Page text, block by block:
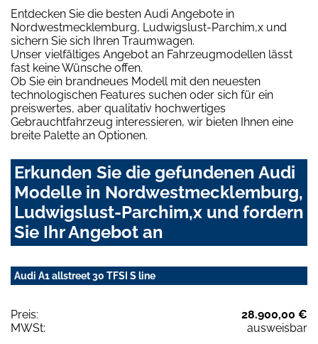
Entdecken Sie die besten Audi Angebote in
Nordwestmecklemburg, Ludwigslust-Parchim,x und
sichern Sie sich Ihren Traumwagen.
Unser vielfältiges Angebot an Fahrzeugmodellen lässt
fast keine Wünsche offen.
Ob Sie ein brandneues Modell mit den neuesten
technologischen Features suchen oder sich für ein
preiswertes, aber qualitativ hochwertiges
Gebrauchtfahrzeug interessieren, wir bieten Ihnen eine
breite Palette an Optionen.
Erkunden Sie die gefundenen Audi
Modelle in Nordwestmecklemburg,
Ludwigslust-Parchim,x und fordern
Sie Ihr Angebot an
Audi A1 allstreet 30 TFSI S line
Preis:
28.900,00 €
MWSt:
ausweisbar